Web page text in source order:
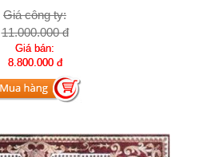
Giá công ty:
11.000.000 đ
Giá bán:
8.800.000 đ